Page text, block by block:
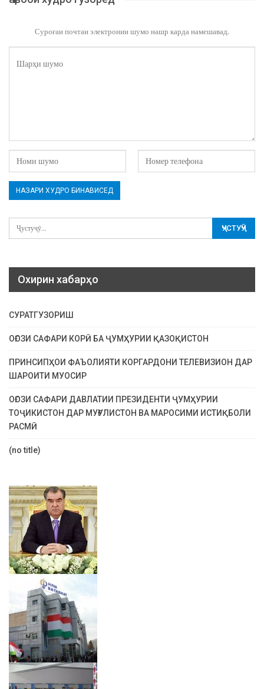
Суроғаи почтаи электронии шумо нашр карда намешавад.
Охирин хабарҳо
СУРАТГУЗОРИШ
ОҒОЗИ САФАРИ КОРӢ БА ҶУМҲУРИИ ҚАЗОҚИСТОН
ПРИНСИПҲОИ ФАЪОЛИЯТИ КОРГАРДОНИ ТЕЛЕВИЗИОН ДАР
ШАРОИТИ МУОСИР
ОҒОЗИ САФАРИ ДАВЛАТИИ ПРЕЗИДЕНТИ ҶУМҲУРИИ
ТОҶИКИСТОН ДАР МУҒУЛИСТОН ВА МАРОСИМИ ИСТИҚБОЛИ
РАСМӢ
(no title)